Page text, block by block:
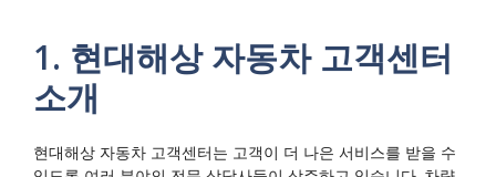
1. 현대해상 자동차 고객센터
소개
현대해상 자동차 고객센터는 고객이 더 나은 서비스를 받을 수